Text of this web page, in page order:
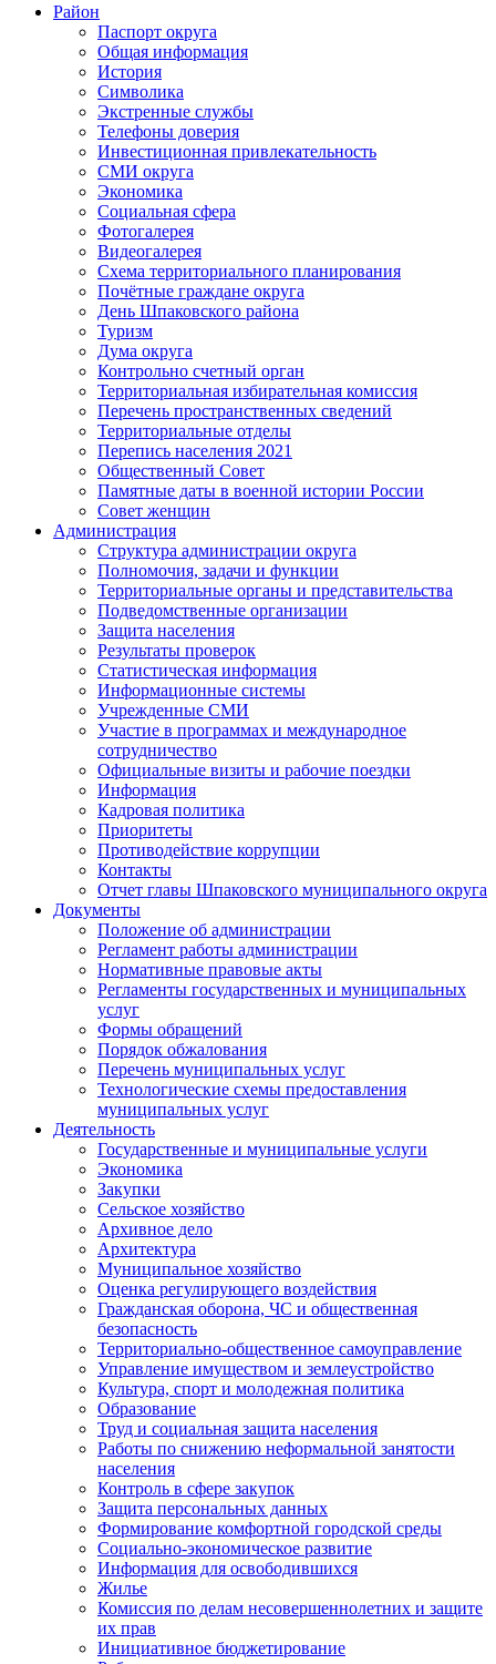
Район
Паспорт округа
Общая информация
История
Символика
Экстренные службы
Телефоны доверия
Инвестиционная привлекательность
СМИ округа
Экономика
Социальная сфера
Фотогалерея
Видеогалерея
Схема территориального планирования
Почётные граждане округа
День Шпаковского района
Туризм
Дума округа
Контрольно счетный орган
Территориальная избирательная комиссия
Перечень пространственных сведений
Территориальные отделы
Перепись населения 2021
Общественный Совет
Памятные даты в военной истории России
Совет женщин
Администрация
Структура администрации округа
Полномочия, задачи и функции
Территориальные органы и представительства
Подведомственные организации
Защита населения
Результаты проверок
Статистическая информация
Информационные системы
Учрежденные СМИ
Участие в программах и международное
сотрудничество
Официальные визиты и рабочие поездки
Информация
Кадровая политика
Приоритеты
Противодействие коррупции
Контакты
Отчет главы Шпаковского муниципального округа
Документы
Положение об администрации
Регламент работы администрации
Нормативные правовые акты
Регламенты государственных и муниципальных
услуг
Формы обращений
Порядок обжалования
Перечень муниципальных услуг
Технологические схемы предоставления
муниципальных услуг
Деятельность
Государственные и муниципальные услуги
Экономика
Закупки
Сельское хозяйство
Архивное дело
Архитектура
Муниципальное хозяйство
Оценка регулирующего воздействия
Гражданская оборона, ЧС и общественная
безопасность
Территориально-общественное самоуправление
Управление имуществом и землеустройство
Культура, спорт и молодежная политика
Образование
Труд и социальная защита населения
Работы по снижению неформальной занятости
населения
Контроль в сфере закупок
Защита персональных данных
Формирование комфортной городской среды
Социально-экономическое развитие
Информация для освободившихся
Жилье
Комиссия по делам несовершеннолетних и защите
их прав
Инициативное бюджетирование